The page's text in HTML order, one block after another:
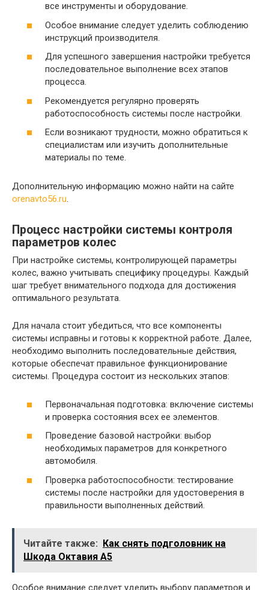
все инструменты и оборудование.
Особое внимание следует уделить соблюдению
инструкций производителя.
Для успешного завершения настройки требуется
последовательное выполнение всех этапов
процесса.
Рекомендуется регулярно проверять
работоспособность системы после настройки.
Если возникают трудности, можно обратиться к
специалистам или изучить дополнительные
материалы по теме.
Дополнительную информацию можно найти на сайте
orenavto56.ru.
Процесс настройки системы контроля
параметров колес
При настройке системы, контролирующей параметры
колес, важно учитывать специфику процедуры. Каждый
шаг требует внимательного подхода для достижения
оптимального результата.
Для начала стоит убедиться, что все компоненты
системы исправны и готовы к корректной работе. Далее,
необходимо выполнить последовательные действия,
которые обеспечат правильное функционирование
системы. Процедура состоит из нескольких этапов:
Первоначальная подготовка: включение системы
и проверка состояния всех ее элементов.
Проведение базовой настройки: выбор
необходимых параметров для конкретного
автомобиля.
Проверка работоспособности: тестирование
системы после настройки для удостоверения в
правильности выполненных действий.
Читайте также: Как снять подголовник на
Шкода Октавия А5
Особое внимание следует уделить выбору параметров и